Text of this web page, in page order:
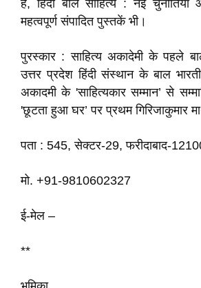
है, हिंदी बाल साहित्य : नई
महत्वपूर्ण संपादित पुस्तकें भी।
पुरस्कार : साहित्य अकादेमी के पहले
उत्तर प्रदेश हिंदी संस्थान के बाल
अकादमी के 'साहित्यकार सम्मान’ से
'छूटता हुआ घर’ पर प्रथम गिरिजाकुमार
पता : 545, सेक्टर-29, फरीदाबाद-
मो. +91-9810602327
ई-मेल –
**